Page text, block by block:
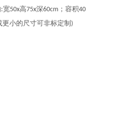
:宽50x高75x深60cm ；容积40
更小的尺寸可非标定制 )